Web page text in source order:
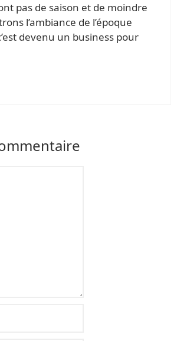
pas de saison et de moindre
l’ambiance de l’époque
devenu un business pour